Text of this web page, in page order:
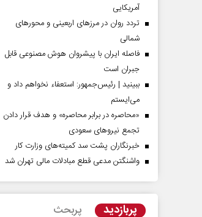
آمریکایی
تردد روان در مرزهای اربعینی و محورهای
شمالی
فاصله ایران با پیشرو‌ان هوش مصنوعی قابل
جبران است
ببینید | رئیس‌جمهور: استعفاء نخواهم داد و
می‌ایستم
«محاصره در برابر محاصره» و هدف قرار دادن
تجمع نیروهای سعودی
خبرنگاران پشت سد کمیته‌های وزارت کار
واشنگتن مدعی قطع مبادلات مالی تهران شد
پربازدید پربحث